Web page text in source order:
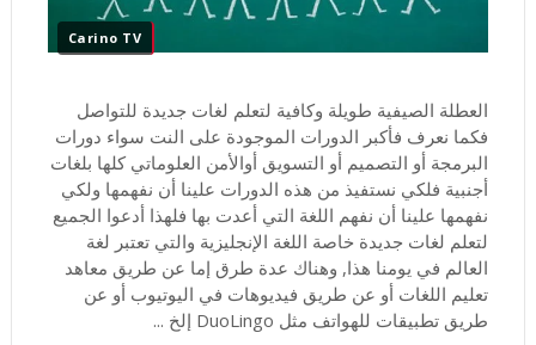
Carino TV
العطلة الصيفية طويلة وكافية لتعلم لغات جديدة للتواصل
فكما نعرف فأكبر الدورات الموجودة على النت سواء دورات
البرمجة أو التصميم أو التسويق أوالأمن العلوماتي كلها بلغات
أجنبية فلكي نستفيذ من هذه الدورات علينا أن نفهمها ولكي
نفهمها علينا أن نفهم اللغة التي أعدت بها فلهذا أدعوا الجميع
لتعلم لغات جديدة خاصة اللغة الإنجليزية والتي تعتبر لغة
العالم في يومنا هذا, وهناك عدة طرق إما عن طريق معاهد
تعليم اللغات أو عن طريق فيديوهات في اليوتيوب أو عن
طريق تطبيقات للهواتف مثل DuoLingo إلخ ...